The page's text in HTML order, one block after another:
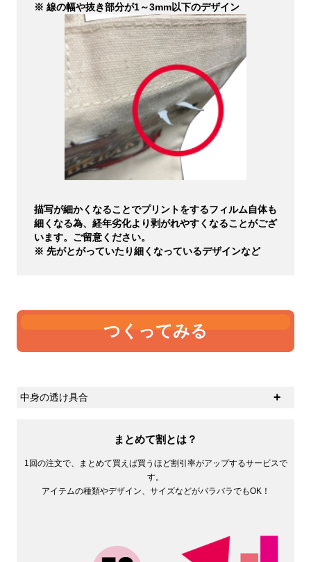
※ 線の幅や抜き部分が1～3mm以下のデザイン
描写が細かくなることでプリントをするフィルム自体も
細くなる為、経年劣化より剥がれやすくなることがござ
います。ご留意ください。
※ 先がとがっていたり細くなっているデザインなど
つくってみる
中身の透け具合
の基準として中身の透け具合があるかと思います。オン
まとめて割とは？
1回の注文で、まとめて買えば買うほど割引率がアップするサービスで
す。
アイテムの種類やデザイン、サイズなどがバラバラでもOK！